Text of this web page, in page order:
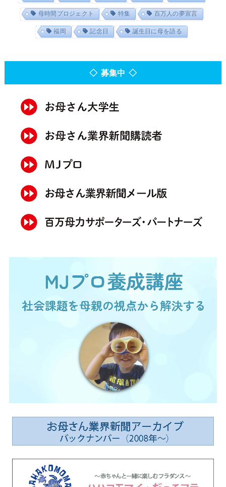
母時間プロジェクト 特集 百万人の夢宣言
福岡 記念日 誕生日に母を語る
◇ 募集中 ◇